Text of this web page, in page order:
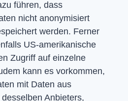
führen, dass
nicht anonymisiert
werden. Ferner
US-amerikanische
Zugriff auf einzelne
kann es vorkommen,
mit Daten aus
Anbieters,